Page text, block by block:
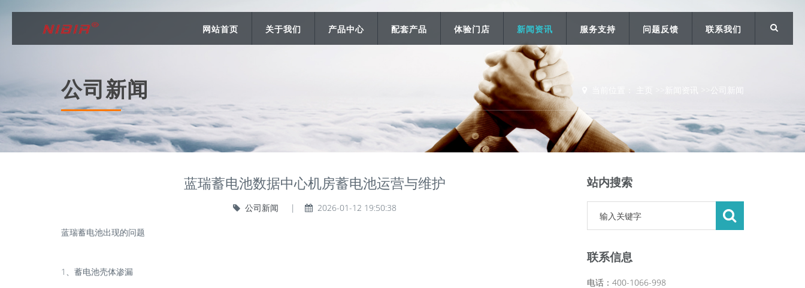
网站首页 关于我们 产品中心 配套产品 体验门店 新闻资讯 服务支持 问题反馈 联系我们
公司新闻 公司新闻
蓝瑞蓄电池数据中心机房蓄电池运营与维护
公司新闻 | 2026-01-12 19:50:38
蓝瑞蓄电池出现的问题
1、蓄电池壳体渗漏
站内搜索
联系信息
电话：400-1066-998